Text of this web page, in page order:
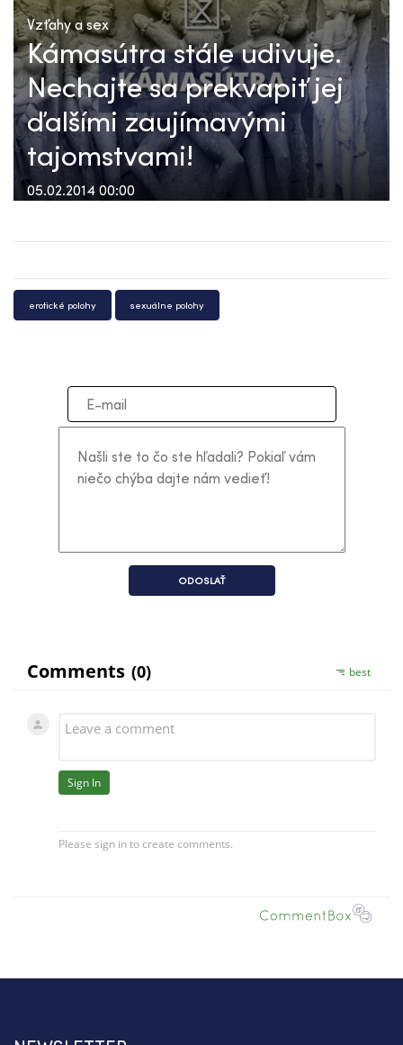
Vzťahy a sex
Kámasútra stále udivuje.
Nechajte sa prekvapiť jej
ďalšími zaujímavými
tajomstvami!
05.02.2014 00:00
erotické polohy sexuálne polohy
ODOSLAŤ